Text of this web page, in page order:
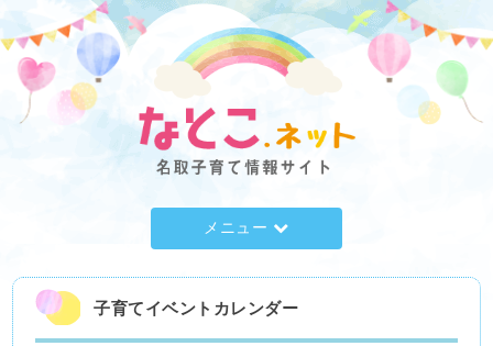
メニュー
子育てイベントカレンダー